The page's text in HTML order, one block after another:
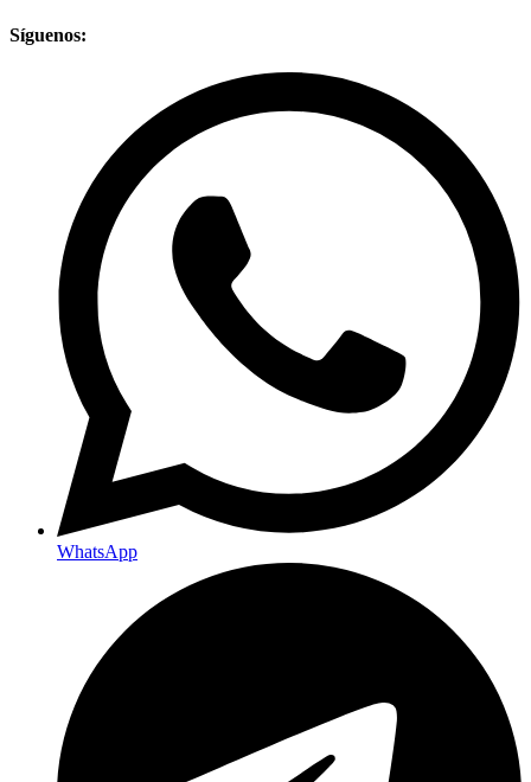
Síguenos:
WhatsApp